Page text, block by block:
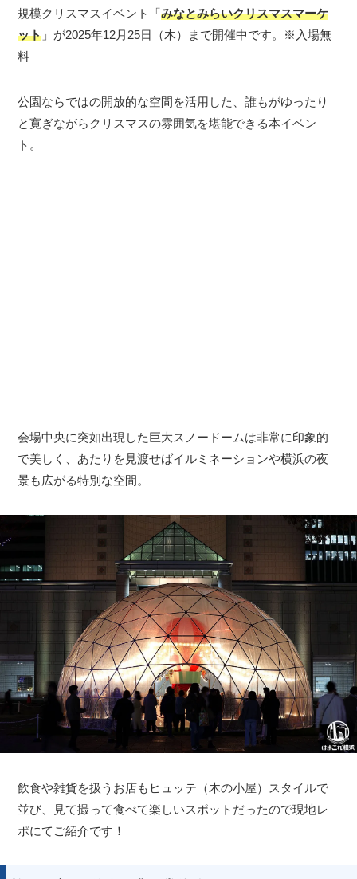
規模クリスマスイベント「みなとみらいクリスマスマーケ
ット 」が2025年12月25日（木）まで開催中です。※入場無
料
公園ならではの開放的な空間を活用した、誰もがゆったり
と寛ぎながらクリスマスの雰囲気を堪能できる本イベン
ト。
会場中央に突如出現した巨大スノードームは非常に印象的
で美しく、あたりを見渡せばイルミネーションや横浜の夜
景も広がる特別な空間。
飲食や雑貨を扱うお店もヒュッテ（木の小屋）スタイルで
並び、見て撮って食べて楽しいスポットだったので現地レ
ポにてご紹介です！